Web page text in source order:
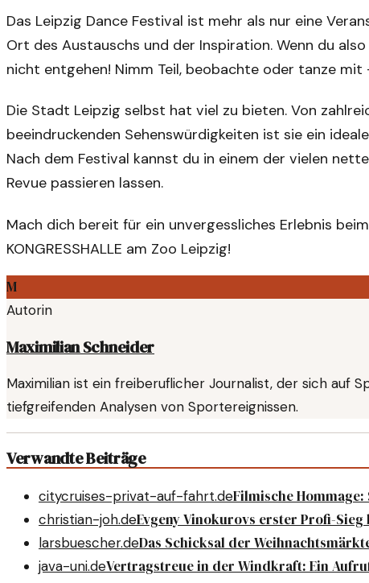
Das Leipzig Dance Festival ist mehr als nur eine
Ort des Austauschs und der Inspiration. Wenn du
nicht entgehen! Nimm Teil, beobachte oder tanze
Die Stadt Leipzig selbst hat viel zu bieten. Von
beeindruckenden Sehenswürdigkeiten ist sie ein
Nach dem Festival kannst du in einem der vielen
Revue passieren lassen.
Mach dich bereit für ein unvergessliches Erlebnis
KONGRESSHALLE am Zoo Leipzig!
M
Autorin
Maximilian Schneider
Maximilian ist ein freiberuflicher Journalist, der sich auf
tiefgreifenden Analysen von Sportereignissen.
Verwandte Beiträge
citycruises-privat-auf-fahrt.deFilmische
christian-joh.deEvgeny Vinokurovs erster Profi-Sieg
larsbuescher.deDas Schicksal der
java-uni.deVertragstreue in der Windkraft: Ein